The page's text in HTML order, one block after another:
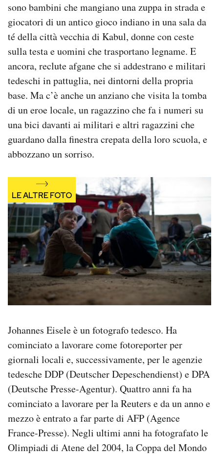
CALENDARIO
AREA PERSONALE
Area Personale
Newsletter
Notifiche mobile
Regala il Post
Hai bisogno di aiuto?
sono bambini che mangiano una zuppa in strada e
giocatori di un antico gioco indiano in una sala da
té della città vecchia di Kabul, donne con ceste
sulla testa e uomini che trasportano legname. E
ancora, reclute afgane che si addestrano e militari
tedeschi in pattuglia, nei dintorni della propria
base. Ma c’è anche un anziano che visita la tomba
di un eroe locale, un ragazzino che fa i numeri su
una bici davanti ai militari e altri ragazzini che
guardano dalla finestra crepata della loro scuola, e
abbozzano un sorriso.
Johannes Eisele è un fotografo tedesco. Ha
cominciato a lavorare come fotoreporter per
giornali locali e, successivamente, per le agenzie
tedesche DDP (Deutscher Depeschendienst) e DPA
(Deutsche Presse-Agentur). Quattro anni fa ha
cominciato a lavorare per la Reuters e da un anno e
mezzo è entrato a far parte di AFP (Agence
France-Presse). Negli ultimi anni ha fotografato le
Olimpiadi di Atene del 2004, la Coppa del Mondo